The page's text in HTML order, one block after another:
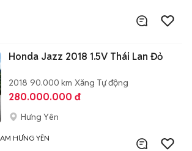
Honda Jazz 2018 1.5V Thái Lan Đỏ
2018 90.000 km Xăng Tự động
280.000.000 đ
Hưng Yên
HƯNG YÊN